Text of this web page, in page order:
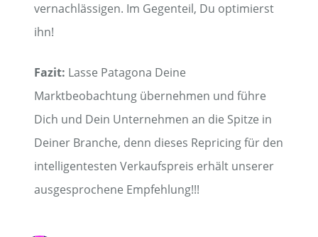
vernachlässigen. Im Gegenteil, Du optimierst
ihn!
Fazit: Lasse Patagona Deine
Marktbeobachtung übernehmen und führe
Dich und Dein Unternehmen an die Spitze in
Deiner Branche, denn dieses Repricing für den
intelligentesten Verkaufspreis erhält unserer
ausgesprochene Empfehlung!!!